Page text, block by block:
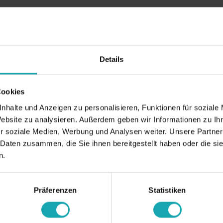
Details
und Anzeigen zu personalisieren, Funktionen für soziale
zu analysieren. Außerdem geben wir Informationen zu
soziale Medien, Werbung und Analysen weiter. Unsere
zusammen, die Sie ihnen bereitgestellt haben oder die
Präferenzen Statistiken